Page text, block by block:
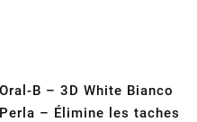
Oral-B – 3D White Bianco
Perla – Élimine les taches